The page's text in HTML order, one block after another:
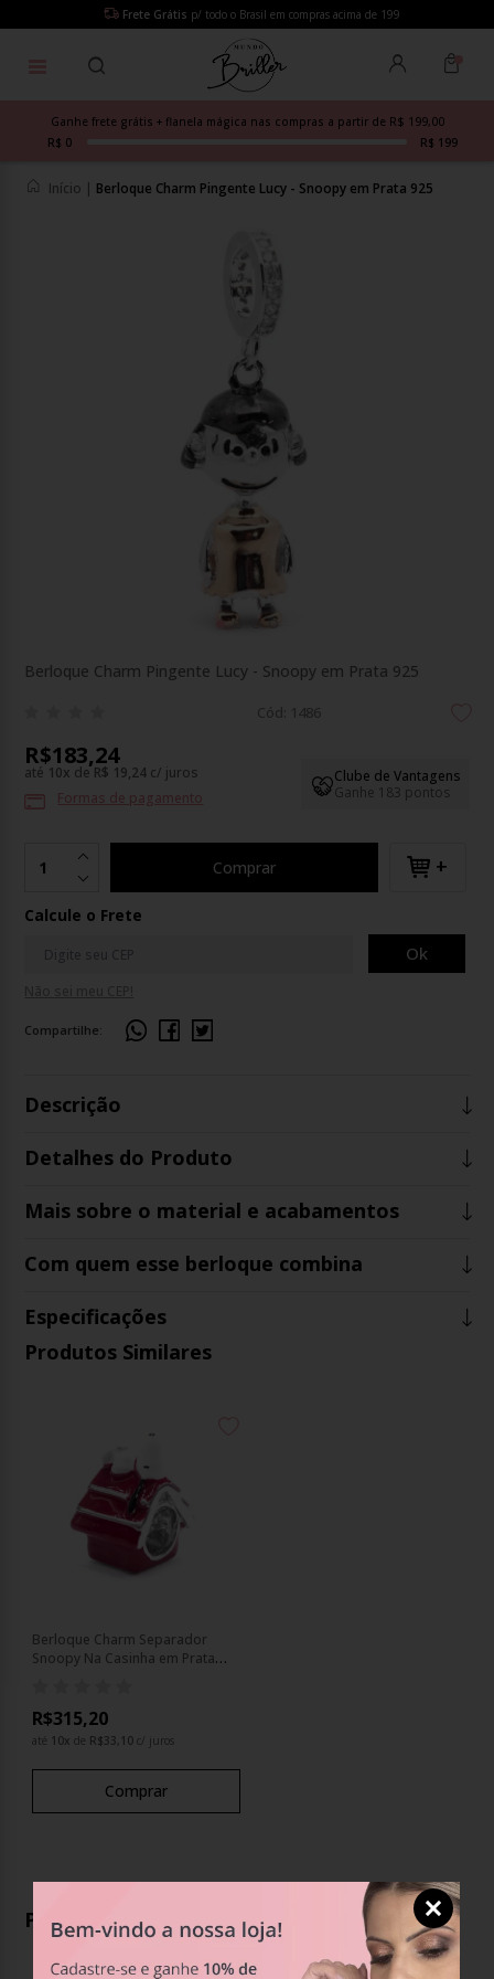
Frete Grátis p/ todo o Brasil em compras acima de 199
Ganhe frete grátis + flanela mágica nas compras a partir de R$ 199,00
R$ 0
R$ 199
Início | Berloque Charm Pingente Lucy - Snoopy em Prata 925
Berloque Charm Pingente Lucy - Snoopy em Prata 925
Cód: 1486
Clube de Vantagens
Ganhe 183 pontos
R$183,24
até 10x deR$ 19,24 c/ juros
Formas de pagamento
Comprar +
Calcule o Frete
Ok
Compartilhe:
Descrição
Detalhes do Produto
Mais sobre o material e acabamentos
Com quem esse berloque combina
Especificações
Produtos Similares
Berloque Charm Separador
Snoopy Na Casinha em Prata
R$315,20
até 10x de R$33,10c/ juros
Comprar
Produtos Relacionados